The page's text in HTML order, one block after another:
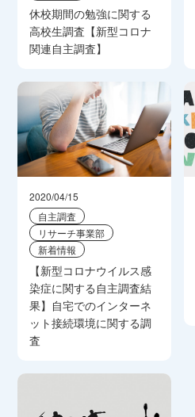
休校期間の勉強に関する
高校生調査【新型コロナ
関連自主調査】
2020/04/15
自主調査
リサーチ事業部
新着情報
【新型コロナウイルス感
染症に関する自主調査結
果】自宅でのインターネ
ット接続環境に関する調
査